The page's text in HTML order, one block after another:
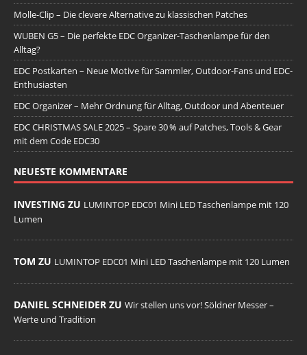
Molle-Clip – Die clevere Alternative zu klassischen Patches
WUBEN G5 – Die perfekte EDC Organizer-Taschenlampe für den
Alltag?
EDC Postkarten – Neue Motive für Sammler, Outdoor-Fans und EDC-
Enthusiasten
EDC Organizer – Mehr Ordnung für Alltag, Outdoor und Abenteuer
EDC CHRISTMAS SALE 2025 – Spare 30 % auf Patches, Tools & Gear
mit dem Code EDC30
NEUESTE KOMMENTARE
INVESTING ZU LUMINTOP EDC01 Mini LED Taschenlampe mit 120
Lumen
TOM ZU LUMINTOP EDC01 Mini LED Taschenlampe mit 120 Lumen
DANIEL SCHNEIDER ZU Wir stellen uns vor! Söldner Messer –
Werte und Tradition